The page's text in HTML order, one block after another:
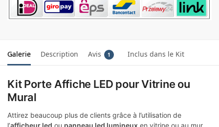
Galerie Description Avis 1 Inclus dans le Kit
Kit Porte Affiche LED pour Vitrine ou
Mural
Attirez beaucoup plus de clients grâce à l’utilisation de